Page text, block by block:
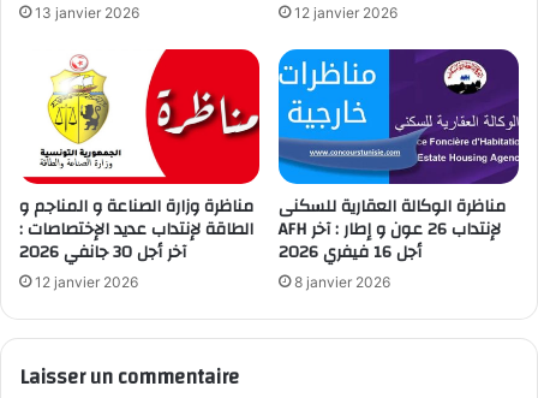
13 janvier 2026 12 janvier 2026
مناظرة وزارة الصناعة و المناجم و
الطاقة لإنتداب عديد الإختصاصات :
آخر أجل 30 جانفي 2026
12 janvier 2026
مناظرة الوكالة العقارية للسكنى
AFH لإنتداب 26 عون و إطار : آخر
أجل 16 فيفري 2026
8 janvier 2026
Laisser un commentaire